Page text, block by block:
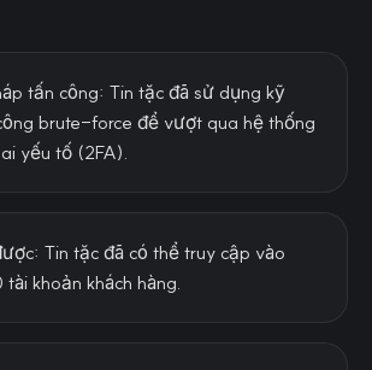
tấn công: Tin tặc đã sử dụng kỹ
brute-force để vượt qua hệ thống
yếu tố (2FA).
Tin tặc đã có thể truy cập vào
khoản khách hàng.